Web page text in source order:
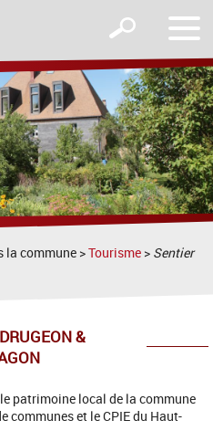
le
Afficher
formulaire
de
recherche
la commune >Tourisme > Sentier
&
patrimoine local de la commune
communes et le CPIE du Haut-